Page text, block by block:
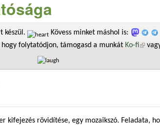
készül.
Kövess minket máshol is:
folytatódjon, támogasd a munkát Ko-fi(külső
kifejezés rövidítése, egy mozaikszó. Feladata,